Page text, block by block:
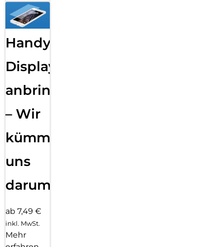
Handy
Displayfolie
anbringen
– Wir
kümmern
uns
darum!
ab 7,49 €
inkl. MwSt.
Mehr